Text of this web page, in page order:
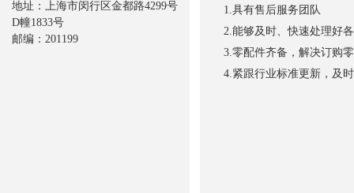
1.具有售后服务团队
2.能够及时、快速处理好
3.零配件齐备，解决订购
4.紧跟行业标准更新，及
地址：上海市闵行区金都路4299号
D幢1833号
邮编：201199